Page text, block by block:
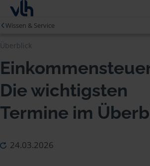
Wissen & Service
Überblick
Die wichtigsten
Termine im
24.03.2026